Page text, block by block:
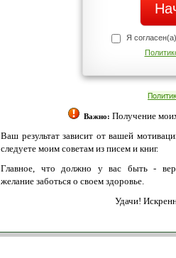
Я
Важно: Получение
Ваш результат зависит от вашей
следуете моим советам из писем и книг.
Главное, что должно у вас быть -
желание заботься о своем здоровье.
Удачи!